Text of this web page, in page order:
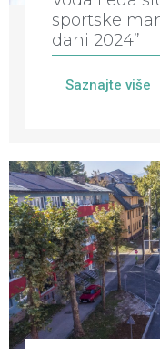
sportske
dani 2024”
Saznajte više